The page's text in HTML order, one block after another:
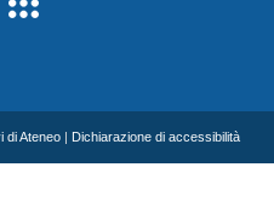
di Ateneo Dichiarazione di accessibilità